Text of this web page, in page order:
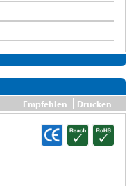
Empfehlen
Drucken